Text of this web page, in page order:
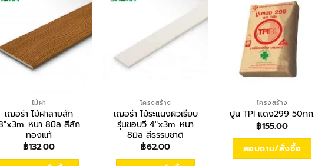
ไม้ฝา
เฌอร่า ไม้ฝาลายสัก
หนา 8มิล สีสัก
ทองแท้
฿132.00
โครงสร้าง
เฌอร่า ไม้ระแนงผิวเรียบ
รุ่นขอบวี 4″x3m. หนา
8มิล สีธรรมชาติ
฿62.00
โครงสร้าง
ปูน TPI แดง299 50กก.
฿155.00
สอบถาม/สั่งซื้อ